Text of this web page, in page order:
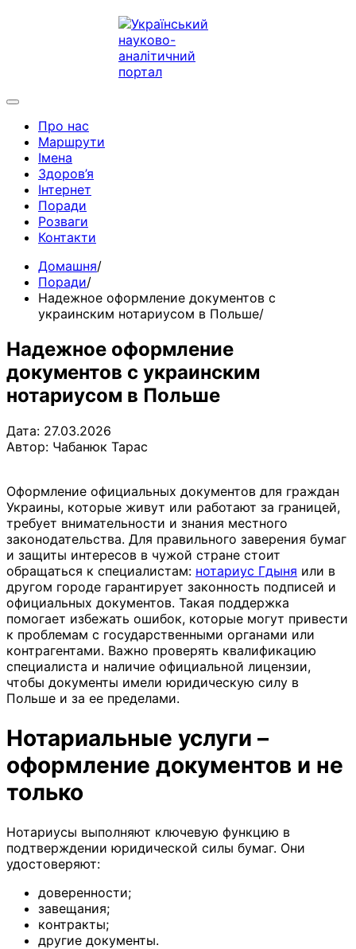
Про нас
Маршрути
Імена
Здоров’я
Інтернет
Поради
Розваги
Контакти
Домашня
Поради
Надежное оформление документов с
украинским нотариусом в Польше
Надежное оформление
документов с украинским
нотариусом в Польше
Дата: 27.03.2026
Автор: Чабанюк Тарас
Оформление официальных документов для граждан
Украины, которые живут или работают за границей,
требует внимательности и знания местного
законодательства. Для правильного заверения бумаг
и защиты интересов в чужой стране стоит
обращаться к специалистам: нотариус Гдыня или в
другом городе гарантирует законность подписей и
официальных документов. Такая поддержка
помогает избежать ошибок, которые могут привести
к проблемам с государственными органами или
контрагентами. Важно проверять квалификацию
специалиста и наличие официальной лицензии,
чтобы документы имели юридическую силу в
Польше и за ее пределами.
Нотариальные услуги –
оформление документов и не
только
Нотариусы выполняют ключевую функцию в
подтверждении юридической силы бумаг. Они
удостоверяют:
доверенности;
завещания;
контракты;
другие документы.